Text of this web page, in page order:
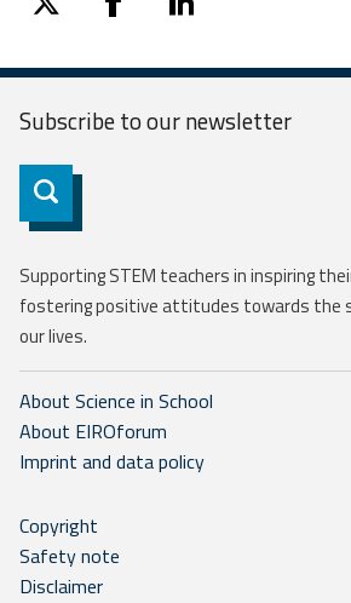
twitter facebooklinkedin
Subscribe to ournewsletter
Subscribe
Supporting STEM teachers in inspiring
fostering positive attitudes towards the
our lives.
About Science in School
About EIROforum
Imprint and data policy
Copyright
Safety note
Disclaimer